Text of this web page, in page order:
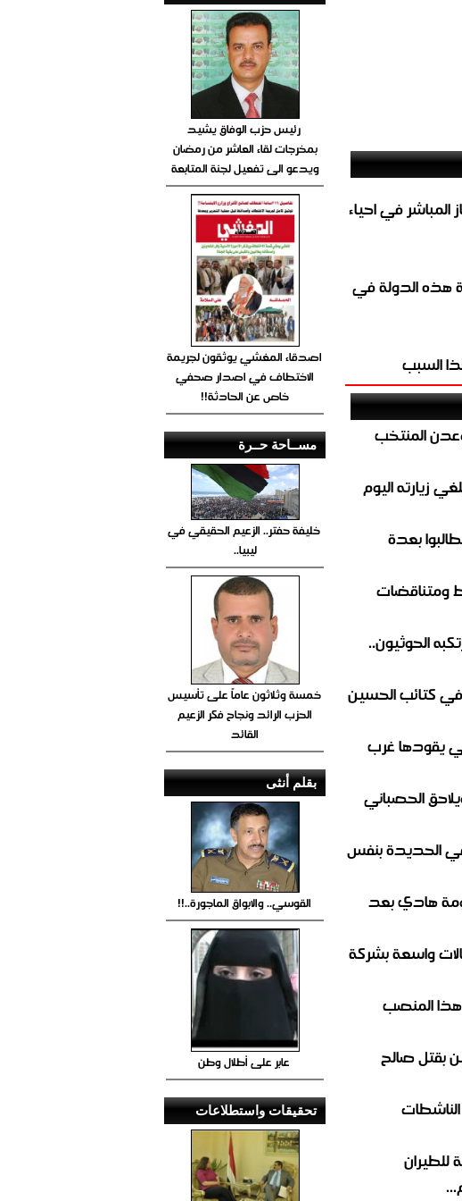
تعلن عن تخصيص 54 لبيع الغاز المباشر في احياء
هذه الدولة في
السبب
المنتخب
زيارته اليوم
بعدة
ومتناقضات
الحوثيون..
كتائب الحسين
يقودها غرب
الحصباني
الحديدة بنفس
هادي بعد
واسعة بشركة
هذا المنصب
بقتل صالح
الناشطات
للطيران
رئيس حزب الوفاق يشيد
بمخرجات لقاء العاشر من رمضان
ويدعو الى تفعيل لجنة المتابعة
اصدقاء المغشي يوثقون لجريمة
الاختطاف في اصدار صحفي
خاص عن الحادثة!!
مســاحة حــرة
خليفة حفتر.. الزعيم الحقيقي في
ليبيا..
خمسة وثلاثون عاماً على تأسيس
الحزب الرائد ونجاح فكر الزعيم
القائد
بقلم أنثى
القوسي.. والابواق الماجورة..!!
عابر على أطلال وطن
تحقيقات واستطلاعات